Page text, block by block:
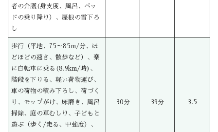
者の介護(身支度、風呂、ベッ
ドの乗り降り）、屋根の雪下ろ
し
歩行（平地、75～85m/分、ほ
どほどの速さ、散歩など）、楽
に自転車に乗る(8.9km/時)、
階段を下りる、軽い荷物運び、
車の荷物の積み下ろし、荷づく
り、モップがけ、床磨き、風呂
掃除、庭の草むしり、子どもと
遊ぶ（歩く/走る、中強度）、
30分 39分 3.5